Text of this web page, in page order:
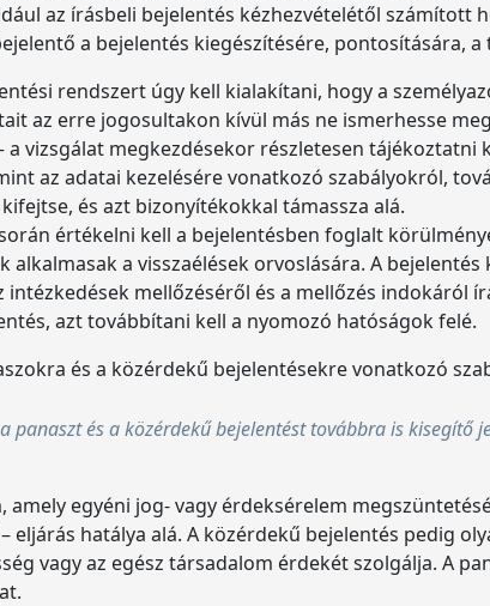
az írásbeli bejelentés kézhezvételétől számított
a bejelentés kiegészítésére, pontosítására,
rendszert úgy kell kialakítani, hogy a
az erre jogosultakon kívül más ne ismerhesse
a vizsgálat megkezdésekor részletesen
az adatai kezelésére vonatkozó szabályokról,
és azt bizonyítékokkal támassza alá.
értékelni kell a bejelentésben foglalt
alkalmasak a visszaélések orvoslására. A
intézkedések mellőzéséről és a mellőzés
azt továbbítani kell a nyomozó hatóságok felé.
és a közérdekű bejelentésekre vonatkozó
panaszt és a közérdekű bejelentést továbbra is kisegítő
amely egyéni jog- vagy érdeksérelem
eljárás hatálya alá. A közérdekű bejelentés pedig
vagy az egész társadalom érdekét szolgálja. A